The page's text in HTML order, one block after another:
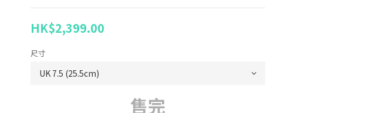
HK$2,399.00
尺寸
售完